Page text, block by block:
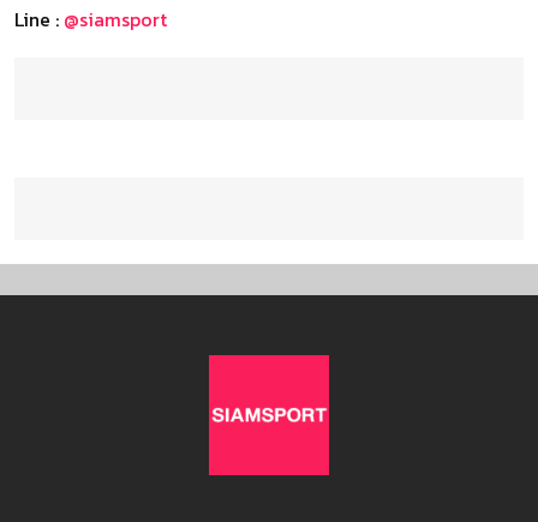
Line : @siamsport